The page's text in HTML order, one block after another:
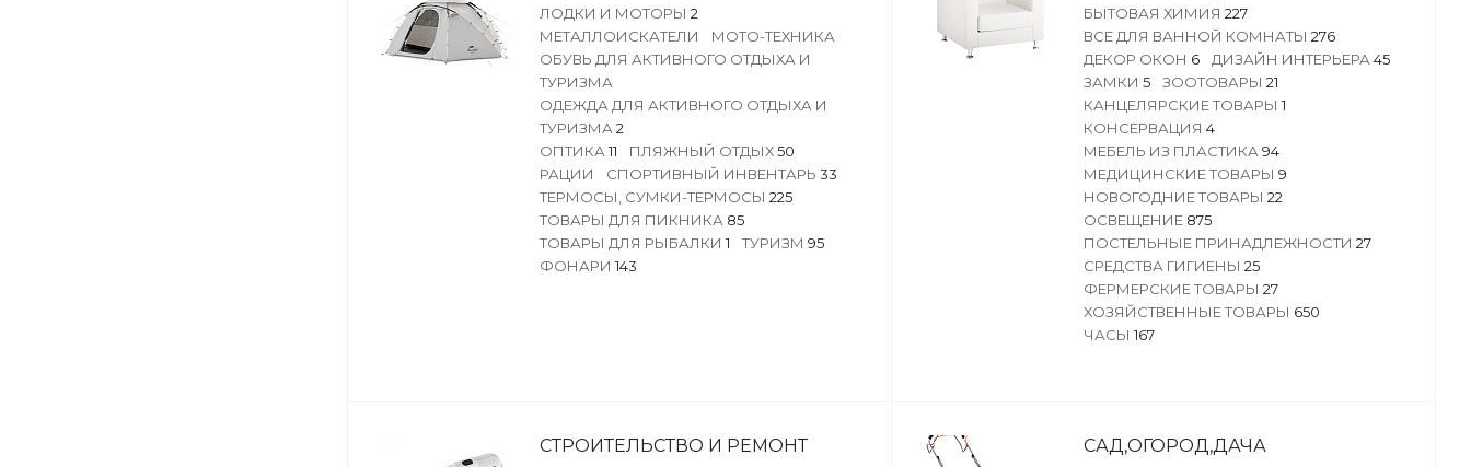
ЛОДКИ И МОТОРЫ 2
МЕТАЛЛОИСКАТЕЛИ
МОТО-ТЕХНИКА
ОБУВЬ ДЛЯ АКТИВНОГО ОТДЫХА И
ТУРИЗМА
ОДЕЖДА ДЛЯ АКТИВНОГО ОТДЫХА И
ТУРИЗМА 2
ОПТИКА 11 ПЛЯЖНЫЙ ОТДЫХ50
РАЦИИ
СПОРТИВНЫЙ ИНВЕНТАРЬ 33
ТЕРМОСЫ, СУМКИ-ТЕРМОСЫ 225
ТОВАРЫ ДЛЯ ПИКНИКА 85
ТОВАРЫ ДЛЯ РЫБАЛКИ 1 ТУРИЗМ 95
ФОНАРИ 143
БЫТОВАЯ ХИМИЯ 227
ВСЕ ДЛЯ ВАННОЙ КОМНАТЫ 276
ДЕКОР ОКОН 6 ДИЗАЙН ИНТЕРЬЕРА 45
ЗАМКИ 5 ЗООТОВАРЫ 21
КАНЦЕЛЯРСКИЕ ТОВАРЫ 1
КОНСЕРВАЦИЯ 4
МЕБЕЛЬ ИЗ ПЛАСТИКА 94
МЕДИЦИНСКИЕ ТОВАРЫ 9
НОВОГОДНИЕ ТОВАРЫ 22
ОСВЕЩЕНИЕ 875
ПОСТЕЛЬНЫЕ ПРИНАДЛЕЖНОСТИ 27
СРЕДСТВА ГИГИЕНЫ 25
ФЕРМЕРСКИЕ ТОВАРЫ 27
ХОЗЯЙСТВЕННЫЕ ТОВАРЫ 650
ЧАСЫ 167
СТРОИТЕЛЬСТВО И РЕМОНТ САД,ОГОРОД,ДАЧА